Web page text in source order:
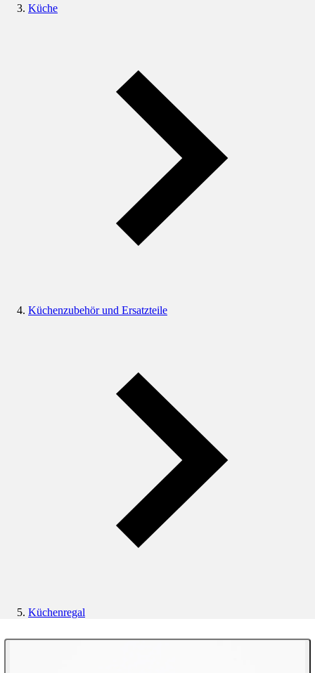
Küche
Küchenzubehör und Ersatzteile
Küchenregal